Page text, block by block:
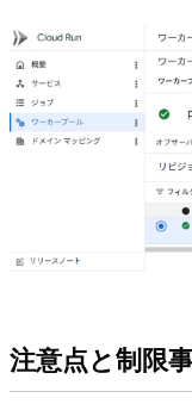
注意点と制限